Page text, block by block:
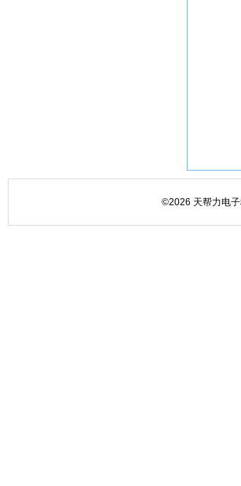
©2026 天帮力电